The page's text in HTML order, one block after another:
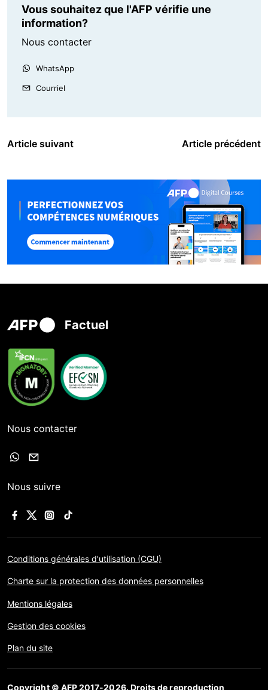
Vous souhaitez que l'AFP vérifie une
information?
Nous contacter
WhatsApp
Courriel
Article suivant Article précédent
Factuel
Nous contacter
Nous suivre
Conditions générales d'utilisation (CGU)
Charte sur la protection des données personnelles
Mentions légales
Gestion des cookies
Plan du site
Copyright © AFP 2017-2026. Droits de reproduction